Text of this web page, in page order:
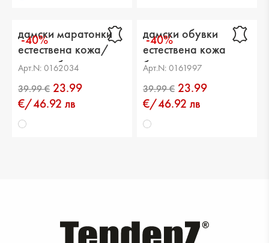
39.99 € 39.99 €
-40%
дамски маратонки
естествена кожа/
текстил бели
Арт.N: 0162034
23.99
€/46.92 лв
-40%
дамски обувки
естествена кожа
бели
Арт.N: 0161997
23.99
€/46.92 лв